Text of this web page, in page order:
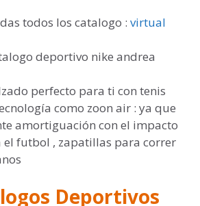
todos los catalogo : virtual
deportivo nike andrea
perfecto para ti con tenis
como zoon air : ya que
amortiguación con el impacto
el futbol , zapatillas para correr
Deportivos